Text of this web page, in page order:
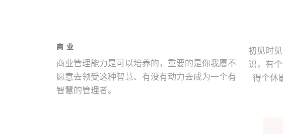
商 业
商业管理能力是可以培养的，重要的是你我愿不
愿意去领受这种智慧、有没有动力去成为一个有
智慧的管理者。
初见时
识，有
得个休